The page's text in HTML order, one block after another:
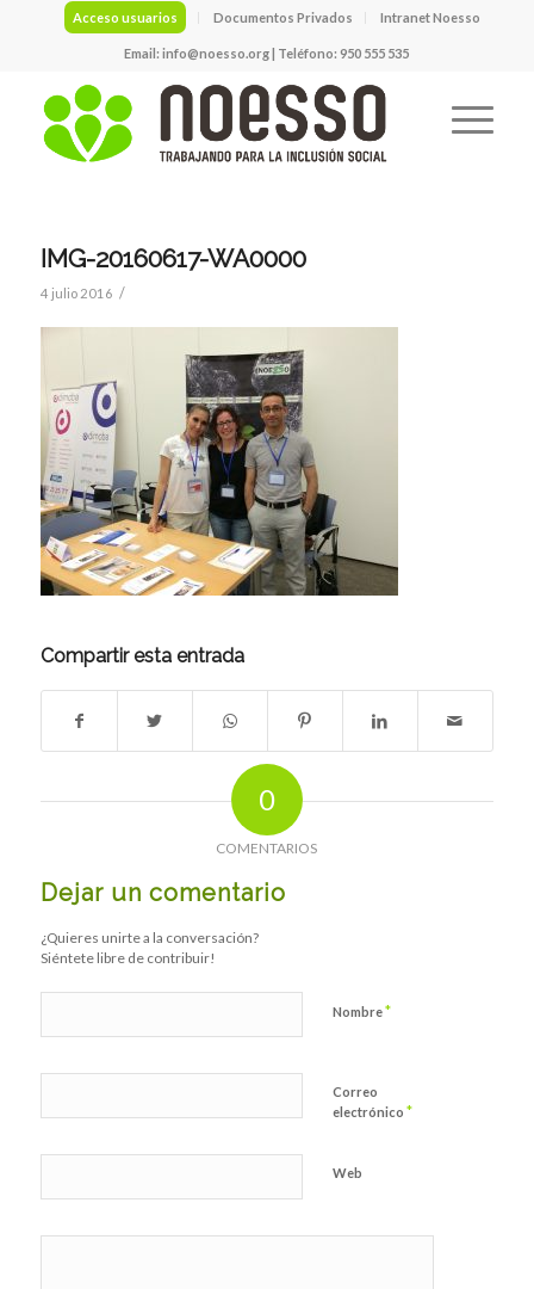
Acceso usuarios Documentos Privados Intranet Noesso
Email:info@noesso.org| Teléfono: 950 555 535
IMG-20160617-WA0000
4 julio 2016 /
Compartir esta entrada
0
COMENTARIOS
Dejar un comentario
¿Quieres unirte a la conversación?
Siéntete libre de contribuir!
Nombre*
Correo
electrónico *
Web